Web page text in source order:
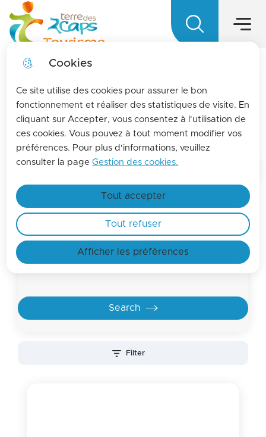
Cookies
Ce site utilise des cookies pour assurer le bon
fonctionnement et réaliser des statistiques de visite. En
cliquant sur Accepter, vous consentez à l'utilisation de
ces cookies. Vous pouvez à tout moment modifier vos
préférences. Pour plus d'informations, veuillez
consulter la pageGestion des cookies.
Afficher les préférences
Tout accepter
Tout refuser
Skip to
menu
Skip to
search
Skip to main
content
Skip to
site map
Pour vous tenir informés de l'actualités de La
terre des 2 caps, inscrivez-vous à la lettre
d'information de l'office de tourisme !
Terre des 2 caps Tourisme - Office
Menu
Family time
Filter